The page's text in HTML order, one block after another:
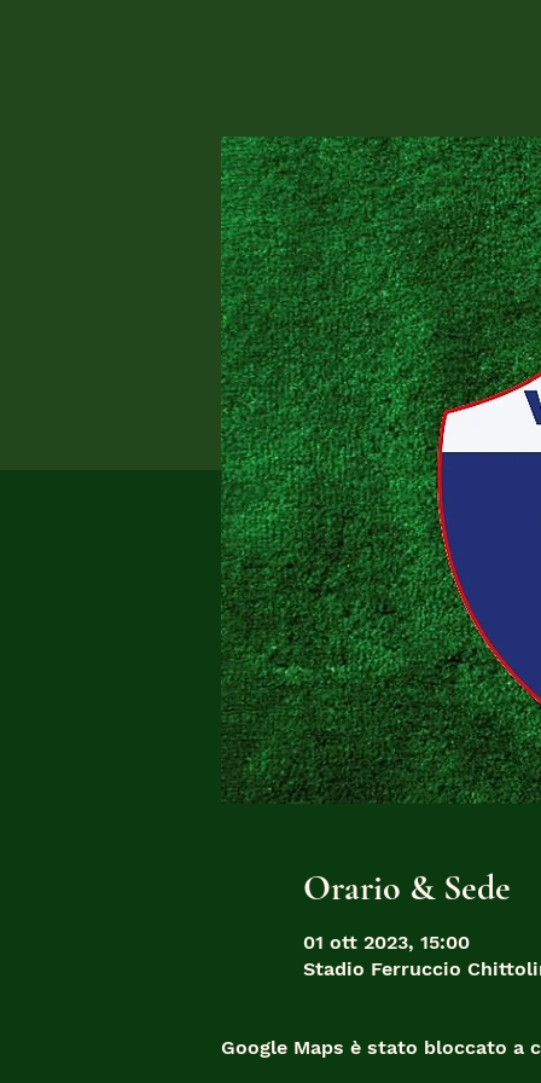
Orario & Sede
01 ott 2023, 15:00
Stadio Ferruccio
Google Maps è stato bloccato a